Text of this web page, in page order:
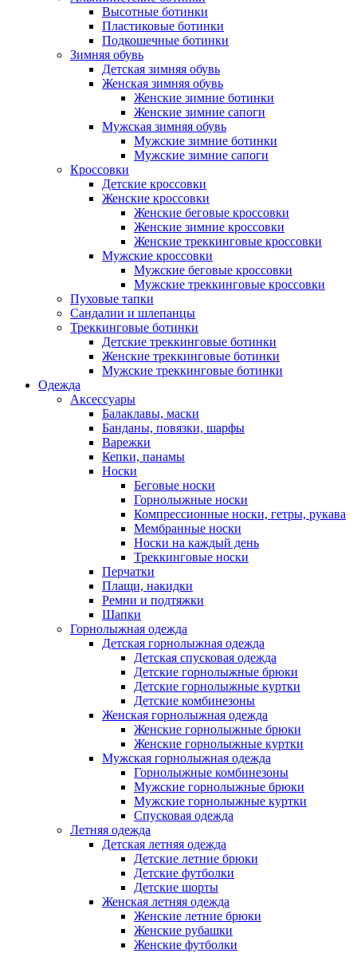
Высотные ботинки
Пластиковые ботинки
Подкошечные ботинки
Зимняя обувь
Детская зимняя обувь
Женская зимняя обувь
Женские зимние ботинки
Женские зимние сапоги
Мужская зимняя обувь
Мужские зимние ботинки
Мужские зимние сапоги
Кроссовки
Детские кроссовки
Женские кроссовки
Женские беговые кроссовки
Женские зимние кроссовки
Женские треккинговые кроссовки
Мужские кроссовки
Мужские беговые кроссовки
Мужские треккинговые кроссовки
Пуховые тапки
Сандалии и шлепанцы
Треккинговые ботинки
Детские треккинговые ботинки
Женские треккинговые ботинки
Мужские треккинговые ботинки
Одежда
Аксессуары
Балаклавы, маски
Банданы, повязки, шарфы
Варежки
Кепки, панамы
Носки
Беговые носки
Горнолыжные носки
Компрессионные носки, гетры, рукава
Мембранные носки
Носки на каждый день
Треккинговые носки
Перчатки
Плащи, накидки
Ремни и подтяжки
Шапки
Горнолыжная одежда
Детская горнолыжная одежда
Детская спусковая одежда
Детские горнолыжные брюки
Детские горнолыжные куртки
Детские комбинезоны
Женская горнолыжная одежда
Женские горнолыжные брюки
Женские горнолыжные куртки
Мужская горнолыжная одежда
Горнолыжные комбинезоны
Мужские горнолыжные брюки
Мужские горнолыжные куртки
Спусковая одежда
Летняя одежда
Детская летняя одежда
Детские летние брюки
Детские футболки
Детские шорты
Женская летняя одежда
Женские летние брюки
Женские рубашки
Женские футболки